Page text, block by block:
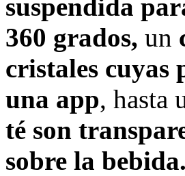
suspendida
360 grados, un
cristales cuyas
una app, hasta
té son
sobre la bebida.